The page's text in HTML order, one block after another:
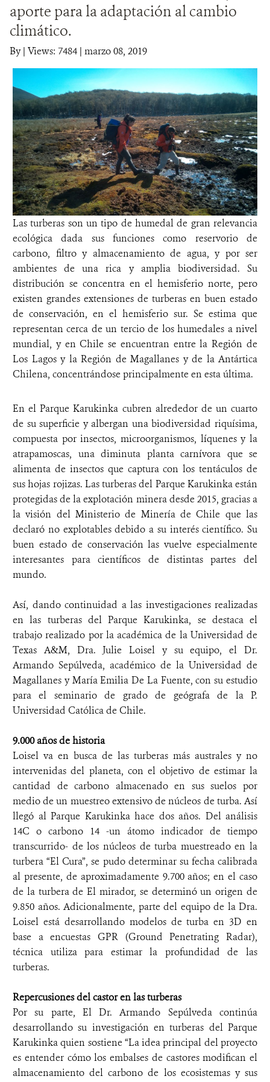
DONA
aporte para la adaptación al cambio
climático.
By| Views: 7484 | marzo 08, 2019
Las turberas son un tipo de humedal de gran relevancia
ecológica dada sus funciones como reservorio de
carbono, filtro y almacenamiento de agua, y por ser
ambientes de una rica y amplia biodiversidad. Su
distribución se concentra en el hemisferio norte, pero
existen grandes extensiones de turberas en buen estado
de conservación, en el hemisferio sur. Se estima que
representan cerca de un tercio de los humedales a nivel
mundial, y en Chile se encuentran entre la Región de
Los Lagos y la Región de Magallanes y de la Antártica
Chilena, concentrándose principalmente en esta última.
En el Parque Karukinka cubren alrededor de un cuarto
de su superficie y albergan una biodiversidad riquísima,
compuesta por insectos, microorganismos, líquenes y la
atrapamoscas, una diminuta planta carnívora que se
alimenta de insectos que captura con los tentáculos de
sus hojas rojizas. Las turberas del Parque Karukinka están
protegidas de la explotación minera desde 2015, gracias a
la visión del Ministerio de Minería de Chile que las
declaró no explotables debido a su interés científico. Su
buen estado de conservación las vuelve especialmente
interesantes para científicos de distintas partes del
mundo.
Así, dando continuidad a las investigaciones realizadas
en las turberas del Parque Karukinka, se destaca el
trabajo realizado por la académica de la Universidad de
Texas A&M, Dra. Julie Loisel y su equipo, el Dr.
Armando Sepúlveda, académico de la Universidad de
Magallanes y María Emilia De La Fuente, con su estudio
para el seminario de grado de geógrafa de la P.
Universidad Católica de Chile.
9.000 años de historia
Loisel va en busca de las turberas más australes y no
intervenidas del planeta, con el objetivo de estimar la
cantidad de carbono almacenado en sus suelos por
medio de un muestreo extensivo de núcleos de turba. Así
llegó al Parque Karukinka hace dos años. Del análisis
14C o carbono 14 -un átomo indicador de tiempo
transcurrido- de los núcleos de turba muestreado en la
turbera “El Cura”, se pudo determinar su fecha calibrada
al presente, de aproximadamente 9.700 años; en el caso
de la turbera de El mirador, se determinó un origen de
9.850 años. Adicionalmente, parte del equipo de la Dra.
Loisel está desarrollando modelos de turba en 3D en
base a encuestas GPR (Ground Penetrating Radar),
técnica utiliza para estimar la profundidad de las
turberas.
Repercusiones del castor en las turberas
Por su parte, El Dr. Armando Sepúlveda continúa
desarrollando su investigación en turberas del Parque
Karukinka quien sostiene “La idea principal del proyecto
es entender cómo los embalses de castores modifican el
almacenamiento del carbono de los ecosistemas y sus